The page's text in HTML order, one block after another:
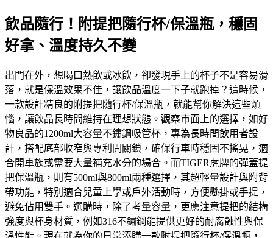
飲品隨行！附提把隨行杯/保溫瓶，穩固
好拿、溫度持久不變
出門在外，想喝口熱飲或冰飲，卻發現手上的杯子不是容易滑
落，就是保溫效果不佳，讓飲品溫度一下子就跑掉？這時候，
一款設計精良的附提把隨行杯/保溫瓶，就能幫你解決這些煩
惱，讓飲品長時間維持在理想狀態。觀察市面上的選擇，如好
物良品的1200ml大容量不鏽鋼吸管杯，專為長時間飲用者設
計，搭配底部收窄與專利開關鎖，確保行車時穩固不搖晃，適
合開車族或需要大量補充水分的場合。而TIGER虎牌的彈蓋提
把保溫瓶，則有500ml與800ml兩種選擇，其超輕量設計與附背
帶功能，特別適合兒童上學或戶外活動時，方便懸掛或手提，
避免佔用雙手。選購時，除了考量容量，更應注意提把的結構
強度與杯身材質，例如316不鏽鋼能提供更好的耐腐蝕性與保